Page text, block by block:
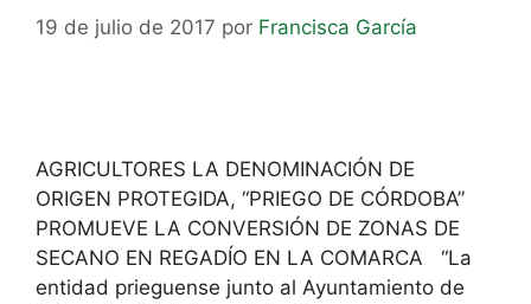
19 de julio de 2017 por Francisca García
AGRICULTORES LA DENOMINACIÓN DE
ORIGEN PROTEGIDA, “PRIEGO DE CÓRDOBA”
PROMUEVE LA CONVERSIÓN DE ZONAS DE
SECANO EN REGADÍO EN LA COMARCA “La
entidad prieguense junto al Ayuntamiento de